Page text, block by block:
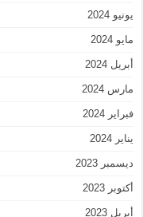
يونيو 2024
مايو 2024
أبريل 2024
مارس 2024
فبراير 2024
يناير 2024
ديسمبر 2023
أكتوبر 2023
أبريل 2023